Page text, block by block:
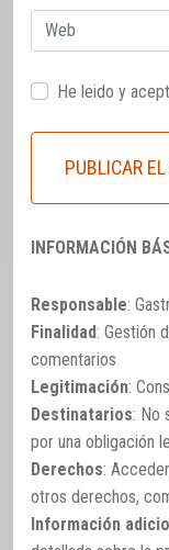
Web
He leido y
INFORMACIÓN
Responsable:
Finalidad: Gestión
comentarios
Legitimación:
Destinatarios: No
por una obligación
Derechos:
otros derechos,
Información